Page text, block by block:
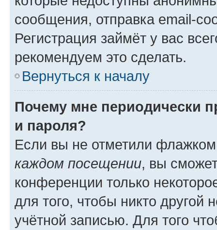
сообщения, отправка email-
Регистрация займёт у вас
рекомендуем это сделать.
Вернуться к началу
Почему мне периодически
и пароля?
Если вы не отметили
каждом посещении, вы
конференции только
для того, чтобы никто другой
учётной записью. Для того